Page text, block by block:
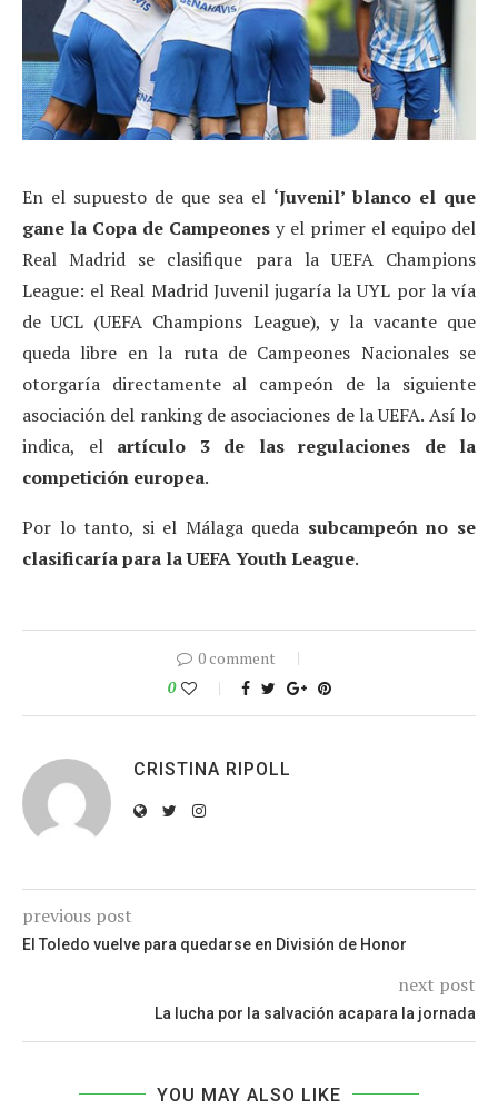
En el supuesto de que sea el ‘Juvenil’ blanco el que
gane la Copa de Campeones y el primer el equipo del
Real Madrid se clasifique para la UEFA Champions
League: el Real Madrid Juvenil jugaría la UYL por la vía
de UCL (UEFA Champions League), y la vacante que
queda libre en la ruta de Campeones Nacionales se
otorgaría directamente al campeón de la siguiente
asociación del ranking de asociaciones de la UEFA. Así lo
indica, el artículo 3 de las regulaciones de la
competición europea.
Por lo tanto, si el Málaga queda subcampeón no se
clasificaría para la UEFA Youth League.
0 comment
0
CRISTINA RIPOLL
previous post
El Toledo vuelve para quedarse en División de Honor
next post
La lucha por la salvación acapara la jornada
YOU MAY ALSO LIKE